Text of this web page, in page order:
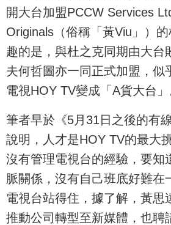
開大台加盟PCCW Services
Originals（俗稱「黃Viu」）
趣的是，與杜之克同期由大台
夫何哲圖亦一同正式加盟，似
電視HOY TV變成「A貨大台」
筆者早於《5月31日之後的有
說明，人才是HOY TV的最大
沒有管理電視台的經驗，要知
脈關係，沒有自己班底好難在
電視台站得住，據了解，黃思
推動公司轉型至新媒體，也聘